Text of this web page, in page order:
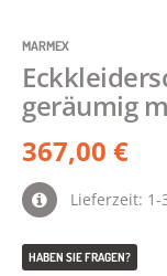
MARMEX
geräumig
367,00 €
Lieferzeit: 1-
HABEN SIE FRAGEN?